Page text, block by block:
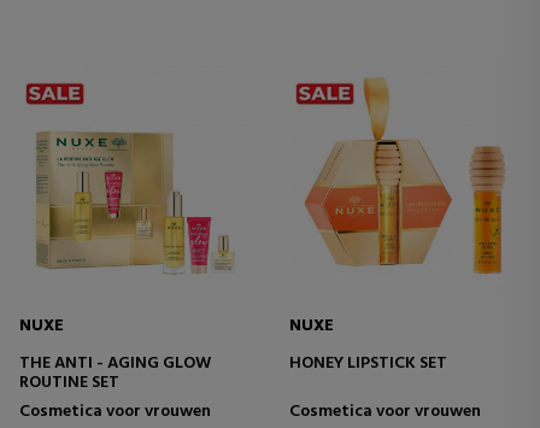
NUXE
THE ANTI - AGING GLOW
ROUTINE SET
Cosmetica voor vrouwen
NUXE
HONEY LIPSTICK SET
Cosmetica voor vrouwen